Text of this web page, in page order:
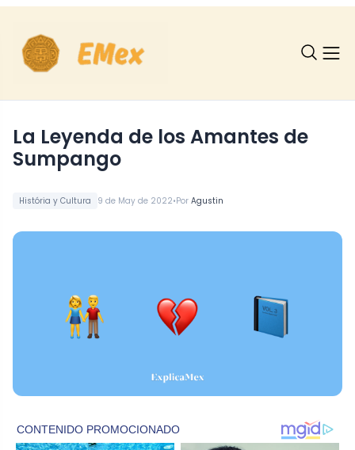
História y Cultura 9 de May de 2022•Por Agustin
La Leyenda de los Amantes de
Sumpango